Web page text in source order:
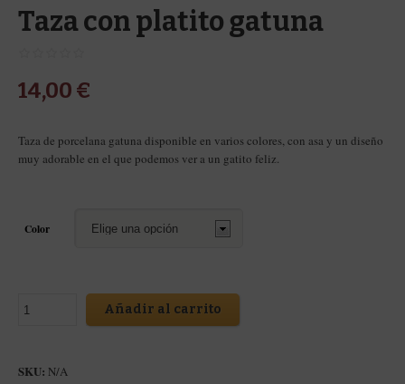
Taza con platito gatuna
14,00 €
Taza de porcelana gatuna disponible en varios colores, con asa y un diseño
muy adorable en el que podemos ver a un gatito feliz.
Color
Añadir al carrito
SKU: N/A